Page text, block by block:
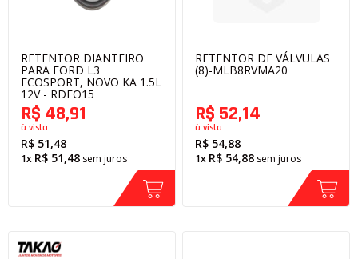
RETENTOR DIANTEIRO
PARA FORD L3
ECOSPORT, NOVO KA 1.5L
12V - RDFO15
R$ 51,48
R$ 48,91
à vista
1x R$ 51,48 sem juros
RETENTOR DE VÁLVULAS
(8)-MLB8RVMA20
R$ 54,88
R$ 52,14
à vista
1x R$ 54,88 sem juros